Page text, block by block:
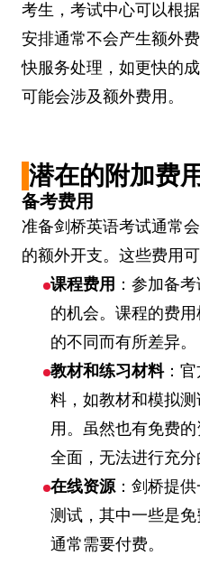
考生，考试中心可以根
安排通常不会产生额外
快服务处理，如更快的
可能会涉及额外费用。
潜在的附加费用
备考费用
准备剑桥英语考试通常
的额外开支。这些费用可
课程费用 ：参加备
的机会。课程的费
的不同而有所差异。
教材和练习材料：官
料，如教材和模拟
用。虽然也有免费
全面，无法进行充分
在线资源：剑桥提
测试，其中一些是
通常需要付费。